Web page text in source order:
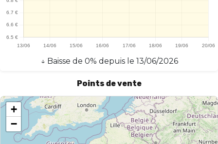
↓ Baisse de 0% depuis le 13/06/2026
Points de vente
+
−